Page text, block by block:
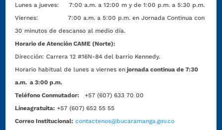
Lunes a jueves: 7:00 a.m. a 12:00 m y de 1:00 p.m. a 5:30 p.m.
Viernes: 7:00 a.m. a 5:00 p.m. en Jornada Continua con
30 minutos de descanso al medio día.
Horario de Atención CAME (Norte):
Dirección:Carrera 12 #16N-84 del barrio Kennedy.
Horario habitual de lunes a viernes en jornada continua de 7:30
a.m. a 3:00 p.m.
Teléfono Conmutador:
+57 (607) 633 70 00
Líneagratuita: +57 (607) 652 55 55
Correo Institucional: contactenos@bucaramanga.gov.co